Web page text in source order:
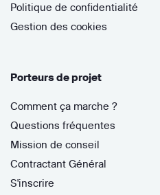
Politique de confidentialité
Gestion des cookies
Porteurs de projet
Comment ça marche ?
Questions fréquentes
Mission de conseil
Contractant Général
S'inscrire